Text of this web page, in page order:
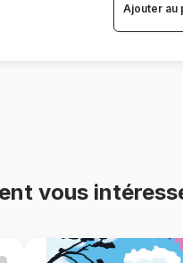
Ajouter au
vous